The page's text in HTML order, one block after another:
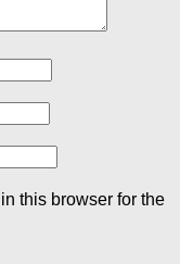
this browser for the